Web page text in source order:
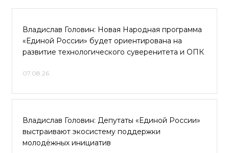
Владислав Головин: Новая Народная программа
«Единой России» будет ориентирована на
развитие технологического суверенитета и ОПК
07.08.26
Владислав Головин: Депутаты «Единой России»
выстраивают экосистему поддержки
молодёжных инициатив